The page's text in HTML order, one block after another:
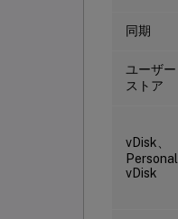
同期
ユーザー
ストア
vDisk、
Personal
vDisk